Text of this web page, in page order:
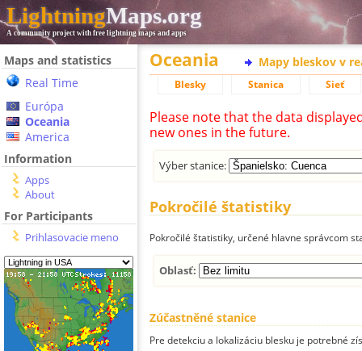
LightningMaps.org
A community project with free lightning maps and apps
Maps and statistics
Real Time
Európa
Oceania
America
Information
Apps
About
For Participants
Prihlasovacie meno
Oceania Mapy bleskov v
Blesky Stanica Sieť
Please note that the data
new ones in the future.
Výber stanice:
Pokročilé štatistiky
Pokročilé štatistiky, určené hlavne správcom
Oblasť:
Zúčastněné stanice
Pre detekciu a lokalizáciu blesku je potrebné